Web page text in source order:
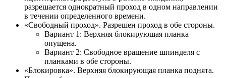
разрешается однократный проход в одном направлении
в течении определенного времени.
«Свободный проход». Разрешен проход в обе стороны.
Вариант 1: Верхняя блокирующая планка
опущена.
Вариант 2: Свободное вращение шпинделя с
планками в обе стороны.
«Блокировка». Верхняя блокирующая планка поднята.